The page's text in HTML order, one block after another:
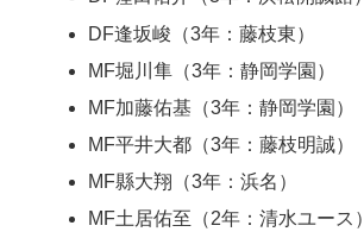
DF逢坂峻（3年：藤枝東）
MF堀川隼（3年：静岡学園）
MF加藤佑基（3年：静岡学園）
MF平井大都（3年：藤枝明誠）
MF縣大翔（3年：浜名）
MF土居佑至（2年：清水ユース）